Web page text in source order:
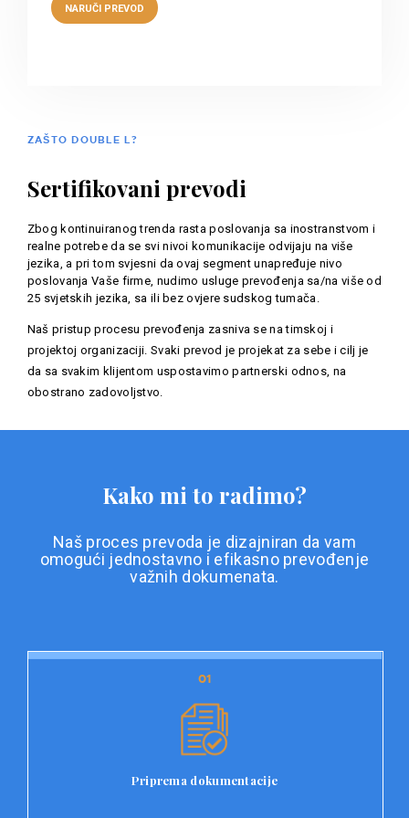
ZAŠTO DOUBLE L?
Sertifikovani prevodi
Zbog kontinuiranog trenda rasta poslovanja sa inostranstvom i
realne potrebe da se svi nivoi komunikacije odvijaju na više
jezika, a pri tom svjesni da ovaj segment unapređuje nivo
poslovanja Vaše firme, nudimo usluge prevođenja sa/na više od
25 svjetskih jezika, sa ili bez ovjere sudskog tumača.
Naš pristup procesu prevođenja zasniva se na timskoj i
projektoj organizaciji. Svaki prevod je projekat za sebe i cilj je
da sa svakim klijentom uspostavimo partnerski odnos, na
obostrano zadovoljstvo.
Kako mi to radimo?
Naš proces prevoda je dizajniran da vam
omogući jednostavno i efikasno prevođenje
važnih dokumenata.
01
Priprema dokumentacije
01
Prvi korak u našem procesu prevoda je priprema
dokumentacije. Korisnici jednostavno učitavaju svoje
dokumenta, kao i specifične zahtjeve za prevod.